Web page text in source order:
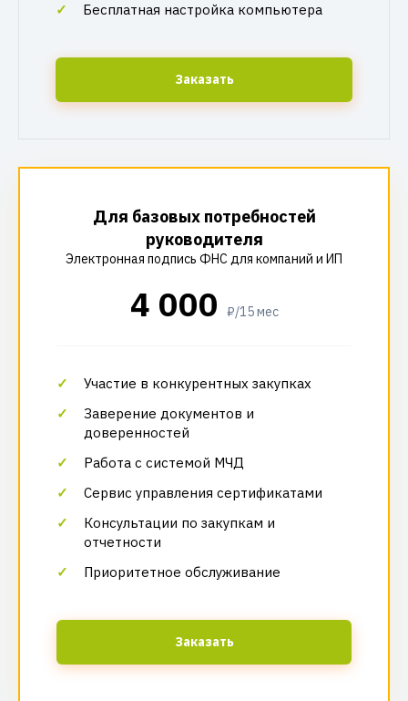
Бесплатная настройка компьютера
Заказать
Для базовых потребностей
руководителя
Электронная подпись ФНС для компаний и ИП
4 000 ₽/15 мес
Участие в конкурентных закупках
Заверение документов и
доверенностей
Работа с системой МЧД
Сервис управления сертификатами
Консультации по закупкам и
отчетности
Приоритетное обслуживание
Заказать